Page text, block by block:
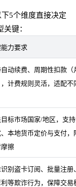
5个维度直接决定
键：
力要求
自动续费、周期性扣款（
计费规则灵活，适配不
标市场国家/地区，支
本地货币定价与支付，
擦
别盗卡订阅、批量注册
利等欺诈行为，保障交易